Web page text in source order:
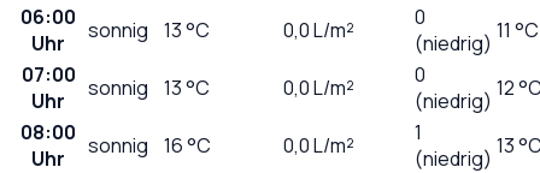
06:00
Uhr
sonnig 13°C 0,0L/m²
0
(niedrig) 11 °C
07:00
Uhr
sonnig 13°C 0,0L/m²
0
(niedrig) 12
08:00
Uhr
sonnig 16°C 0,0L/m²
1
(niedrig) 13